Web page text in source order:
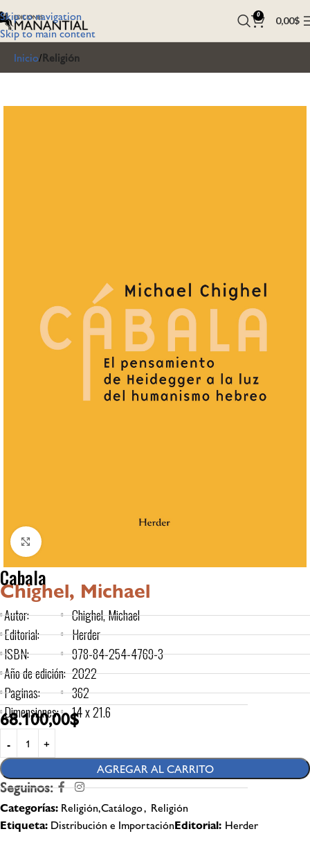
Skip to navigation
Skip to main content
0 0,00$
Inicio Religión
Click to enlarge
Cabala
Chighel, Michael
Autor:
Editorial:
ISBN:
Año de edición:
Paginas:
Dimensiones:
Chighel, Michael
Herder
978-84-254-4769-3
2022
362
14 x 21.6
68.100,00$
AGREGAR AL CARRITO
Seguinos:
Categorías: Religión,Catálogo, Religión
Etiqueta: Distribución e ImportaciónEditorial: Herder